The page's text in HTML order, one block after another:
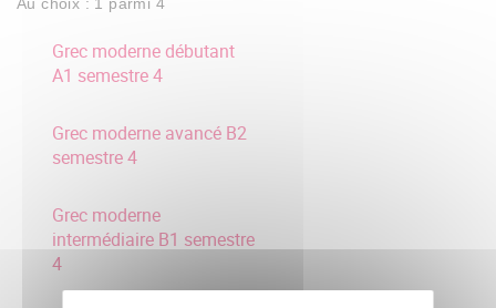
Grec moderne débutant
A1 semestre 4
Grec moderne avancé B2
semestre 4
Grec moderne
intermédiaire B1 semestre
4